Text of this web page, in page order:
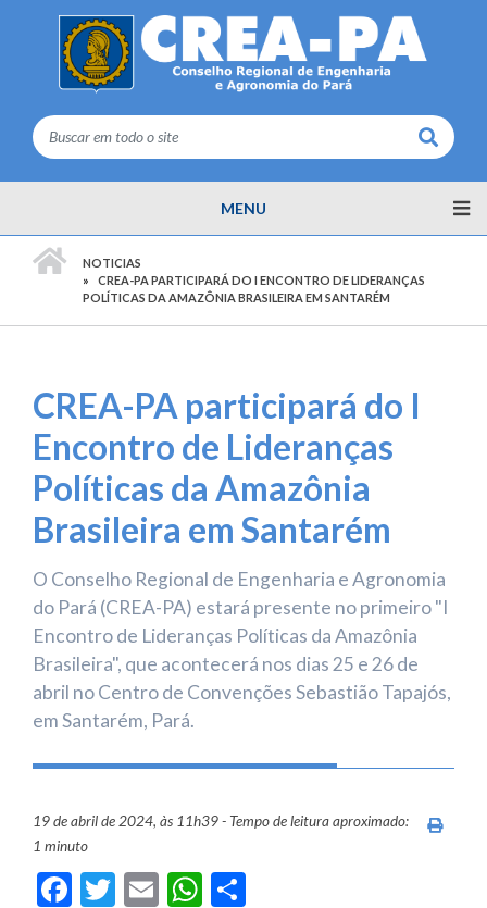
Buscar
MENU
NOTICIAS
CREA-PA PARTICIPARÁ DO I ENCONTRO DE LIDERANÇAS
POLÍTICAS DA AMAZÔNIA BRASILEIRA EM SANTARÉM
CREA-PA participará do I
Encontro de Lideranças
Políticas da Amazônia
Brasileira em Santarém
O Conselho Regional de Engenharia e Agronomia
do Pará (CREA-PA) estará presente no primeiro "I
Encontro de Lideranças Políticas da Amazônia
Brasileira", que acontecerá nos dias 25 e 26 de
abril no Centro de Convenções Sebastião Tapajós,
em Santarém, Pará.
19 de abril de 2024, às 11h39 - Tempo de leitura aproximado:
1 minuto
Facebook
Twitter
EmailWhatsApp